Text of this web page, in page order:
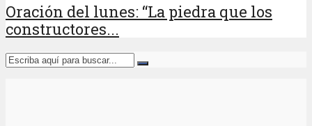
Oración del lunes: “La piedra que los
constructores...